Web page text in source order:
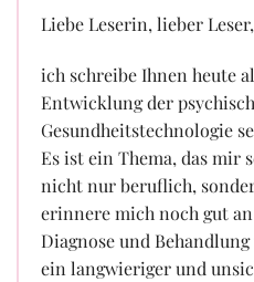
Liebe Leserin, lieber Leser,
ich schreibe Ihnen heute
Entwicklung der
Gesundheitstechnologie
Es ist ein Thema, das mir
nicht nur beruflich,
erinnere mich noch gut
Diagnose und
ein langwieriger und